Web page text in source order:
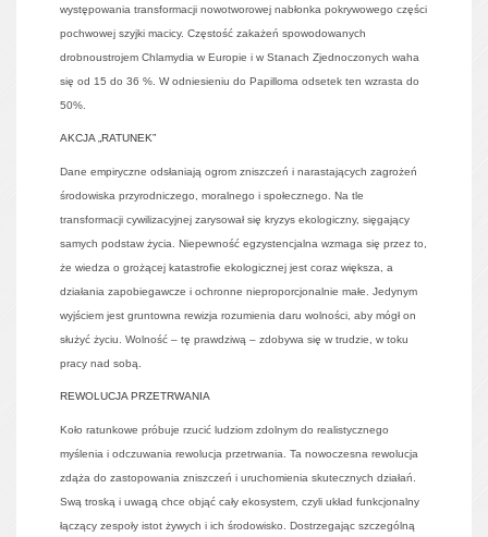
występowania transformacji nowotworowej nabłonka pokrywowego części
pochwowej szyjki macicy. Częstość zakażeń spowodowanych
drobnoustrojem Chlamydia w Europie i w Stanach Zjednoczonych waha
się od 15 do 36 %. W odniesieniu do Papilloma odsetek ten wzrasta do
50%.
AKCJA „RATUNEK”
Dane empiryczne odsłaniają ogrom zniszczeń i narastających zagrożeń
środowiska przyrodniczego, moralnego i społecznego. Na tle
transformacji cywilizacyjnej zarysował się kryzys ekologiczny, sięgający
samych podstaw życia. Niepewność egzystencjalna wzmaga się przez to,
że wiedza o grożącej katastrofie ekologicznej jest coraz większa, a
działania zapobiegawcze i ochronne nieproporcjonalnie małe. Jedynym
wyjściem jest gruntowna rewizja rozumienia daru wolności, aby mógł on
służyć życiu. Wolność – tę prawdziwą – zdobywa się w trudzie, w toku
pracy nad sobą.
REWOLUCJA PRZETRWANIA
Koło ratunkowe próbuje rzucić ludziom zdolnym do realistycznego
myślenia i odczuwania rewolucja przetrwania. Ta nowoczesna rewolucja
zdąża do zastopowania zniszczeń i uruchomienia skutecznych działań.
Swą troską i uwagą chce objąć cały ekosystem, czyli układ funkcjonalny
łączący zespoły istot żywych i ich środowisko. Dostrzegając szczególną